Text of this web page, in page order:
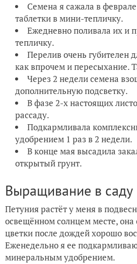
Семена я сажала в
таблетки в мини-тепличку.
Ежедневно поливала их и
тепличку.
Перелив очень губителен
как впрочем и пересыхание.
Через 2 недели семена
дополнительную подсветку.
В фазе 2-х настоящих
рассаду.
Подкармливала
удобрением 1 раз в 2 недели.
В конце мая высадила
открытый грунт.
Выращивание в саду
Петуния растёт у меня в
освещённом солнцем месте, она
цветки после дождей хорошо
Еженедельно я ее
минеральным удобрением.